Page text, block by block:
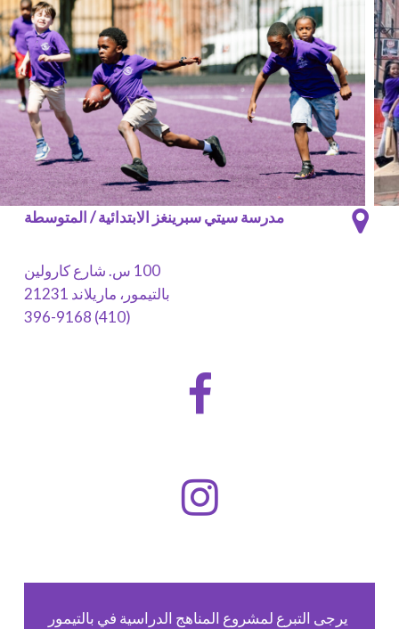
مدرسة سيتي سبرينغز الابتدائية / المتوسطة
100 س. شارع كارولين
بالتيمور، ماريلاند 21231
(410) 396-9168
يرجى التبرع لمشروع المناهج الدراسية في بالتيمور